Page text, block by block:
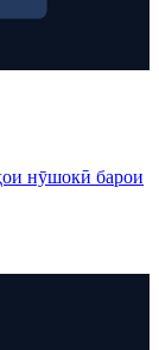
нӯшокӣ барои